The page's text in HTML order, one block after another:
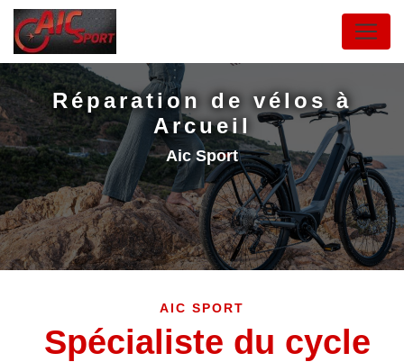
Réparation de vélos à
Arcueil
Aic Sport
AIC SPORT
Spécialiste du cycle
Panneau de gestion des cookies